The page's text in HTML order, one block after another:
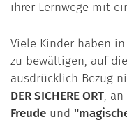
ihrer Lernwege mit
Viele Kinder haben
zu bewältigen, auf
ausdrücklich Bezug
DER SICHERE ORT,
Freude und